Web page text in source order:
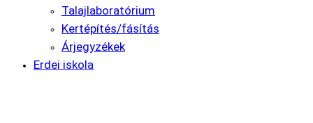
Talajlaboratórium
Kertépítés/fásítás
Árjegyzékek
Erdei iskola